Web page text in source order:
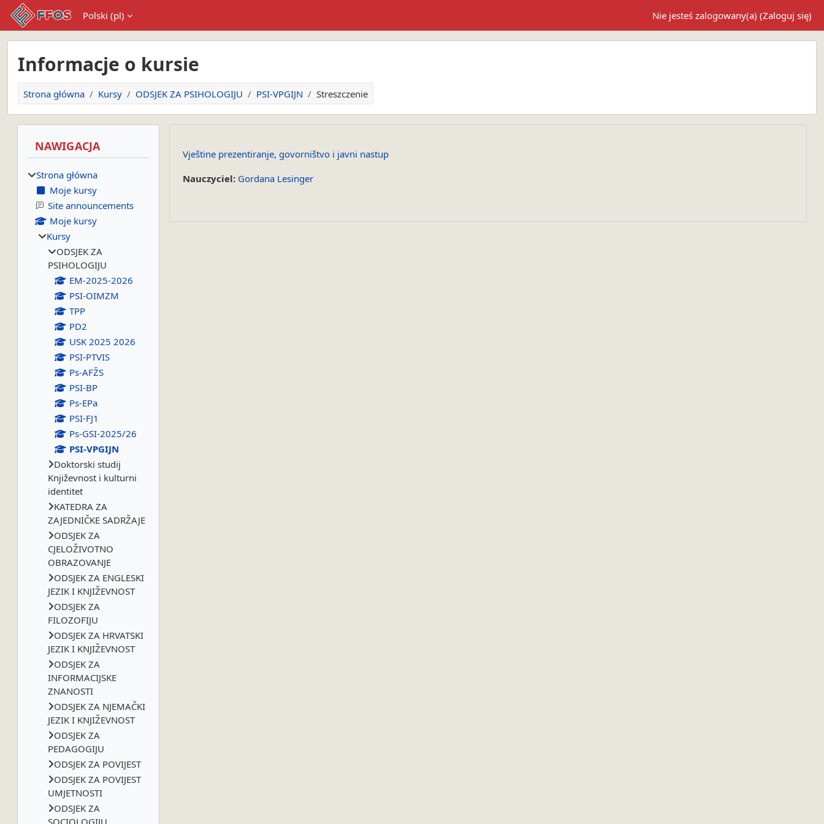
Przejdź do głównej zawartości
Polski ‎(pl)‎ Nie jesteś zalogowany(a) (Zaloguj się)
Informacje o kursie
Strona główna Kursy ODSJEK ZA PSIHOLOGIJU PSI-VPGIJN Streszczenie
Vještine prezentiranje, govorništvo i javni nastup
Nauczyciel: Gordana Lesinger
NAWIGACJA
Strona główna
Moje kursy
Site announcements
Moje kursy
Kursy
ODSJEK ZA
PSIHOLOGIJU
EM-2025-2026
PSI-OIMZM
TPP
PD2
USK 2025 2026
PSI-PTVIS
Ps-AFŽS
PSI-BP
Ps-EPa
PSI-FJ1
Ps-GSI-2025/26
PSI-VPGIJN
Doktorski studij
Književnost i kulturni
identitet
KATEDRA ZA
ZAJEDNIČKE SADRŽAJE
ODSJEK ZA
CJELOŽIVOTNO
OBRAZOVANJE
ODSJEK ZA ENGLESKI
JEZIK I KNJIŽEVNOST
ODSJEK ZA
FILOZOFIJU
ODSJEK ZA HRVATSKI
JEZIK I KNJIŽEVNOST
ODSJEK ZA
INFORMACIJSKE
ZNANOSTI
ODSJEK ZA NJEMAČKI
JEZIK I KNJIŽEVNOST
ODSJEK ZA
PEDAGOGIJU
ODSJEK ZA POVIJEST
ODSJEK ZA POVIJEST
UMJETNOSTI
ODSJEK ZA